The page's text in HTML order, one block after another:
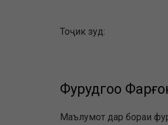
Тоҷик зуд:
Фурудгоҳҳо
Маълумот дар бораи